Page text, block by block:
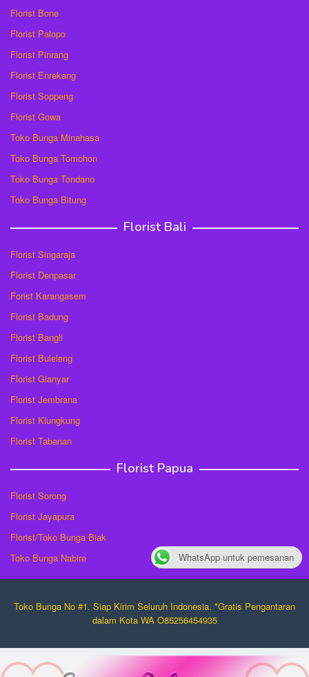
Florist Bone
Florist Palopo
Florist Pinrang
Florist Enrekang
Florist Soppeng
Florist Gowa
Toko Bunga Minahasa
Toko Bunga Tomohon
Toko Bunga Tondano
Toko Bunga Bitung
Florist Bali
Florist Singaraja
Florist Denpasar
Forist Karangasem
Florist Badung
Florist Bangli
Florist Buleleng
Florist Gianyar
Florist Jembrana
Florist Klungkung
Florist Tabanan
Florist Papua
Florist Sorong
Florist Jayapura
Florist/Toko Bunga Biak
Toko Bunga Nabire
Toko Bunga No #1. Siap Kirim Seluruh Indonesia. *Gratis Pengantaran
dalam Kota WA O85256454935
WhatsApp untuk pemesanan